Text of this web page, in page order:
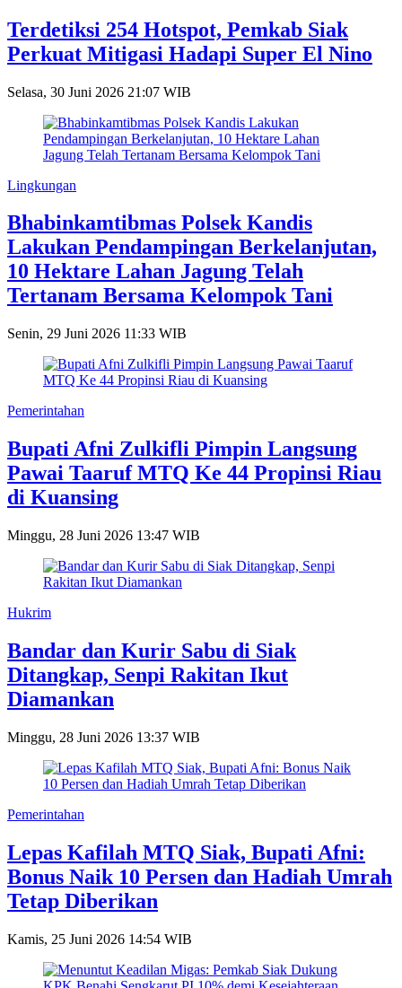
Terdetiksi 254 Hotspot, Pemkab Siak
Perkuat Mitigasi Hadapi Super El Nino
Selasa, 30 Juni 2026 21:07 WIB
Lingkungan
Bhabinkamtibmas Polsek Kandis
Lakukan Pendampingan Berkelanjutan,
10 Hektare Lahan Jagung Telah
Tertanam Bersama Kelompok Tani
Senin, 29 Juni 2026 11:33 WIB
Pemerintahan
Bupati Afni Zulkifli Pimpin Langsung
Pawai Taaruf MTQ Ke 44 Propinsi Riau
di Kuansing
Minggu, 28 Juni 2026 13:47 WIB
Hukrim
Bandar dan Kurir Sabu di Siak
Ditangkap, Senpi Rakitan Ikut
Diamankan
Minggu, 28 Juni 2026 13:37 WIB
Pemerintahan
Lepas Kafilah MTQ Siak, Bupati Afni:
Bonus Naik 10 Persen dan Hadiah Umrah
Tetap Diberikan
Kamis, 25 Juni 2026 14:54 WIB